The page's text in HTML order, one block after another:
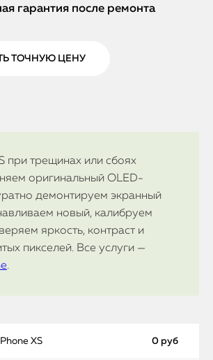
гарантия после ремонта
ТОЧНУЮ ЦЕНУ
при трещинах или сбоях
оригинальный OLED-
демонтируем экранный
новый, калибруем
яркость, контраст и
пикселей. Все услуги —
.
XS 0 руб